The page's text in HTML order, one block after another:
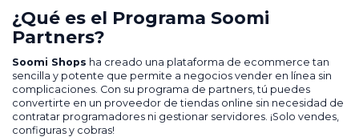
¿Qué es el Programa Soomi
Partners?
Soomi Shops ha creado una plataforma de ecommerce tan
sencilla y potente que permite a negocios vender en línea sin
complicaciones. Con su programa de partners, tú puedes
convertirte en un proveedor de tiendas online sin necesidad de
contratar programadores ni gestionar servidores. ¡Solo vendes,
configuras y cobras!